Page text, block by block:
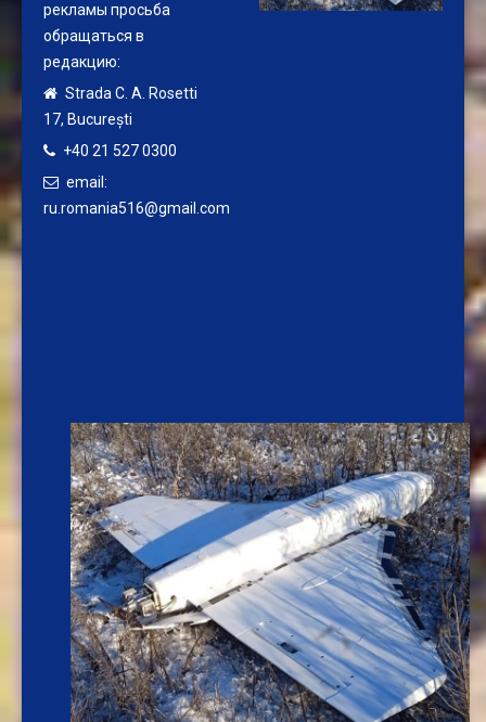
рекламы просьба
обращаться в
редакцию:
Strada C. A. Rosetti
17, București
+40 21 527 0300
email:
ru.romania516@gmail.com